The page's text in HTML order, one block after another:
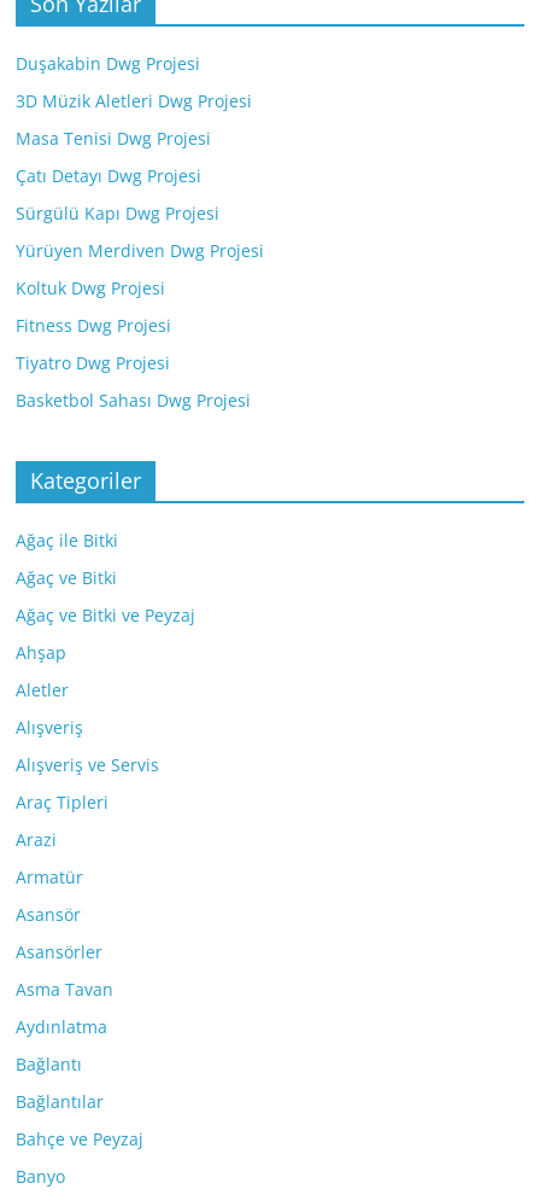
Duşakabin Dwg Projesi
3D Müzik Aletleri Dwg Projesi
Masa Tenisi Dwg Projesi
Çatı Detayı Dwg Projesi
Sürgülü Kapı Dwg Projesi
Yürüyen Merdiven Dwg Projesi
Koltuk Dwg Projesi
Fitness Dwg Projesi
Tiyatro Dwg Projesi
Basketbol Sahası Dwg Projesi
Kategoriler
Ağaç ile Bitki
Ağaç ve Bitki
Ağaç ve Bitki ve Peyzaj
Ahşap
Aletler
Alışveriş
Alışveriş ve Servis
Araç Tipleri
Arazi
Armatür
Asansör
Asansörler
Asma Tavan
Aydınlatma
Bağlantı
Bağlantılar
Bahçe ve Peyzaj
Banyo